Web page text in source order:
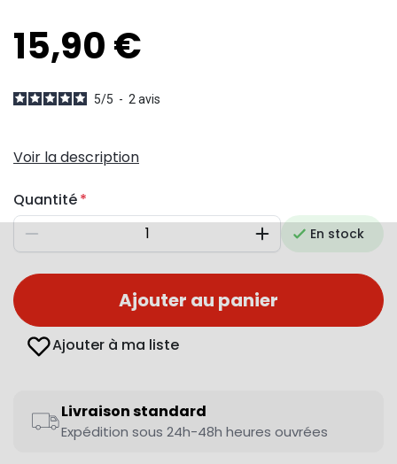
15,90 €
5/5 - 2 avis
Voir la description
Quantité
Diminuer AugmenterEn stock
Ajouter au panier
Ajouter à ma liste
Livraison standard
Expédition sous 24h-48h heures ouvrées